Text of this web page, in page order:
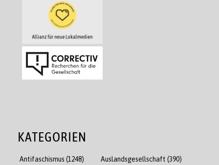
KATEGORIEN
Antifaschismus (1248) Auslandsgesellschaft (390)